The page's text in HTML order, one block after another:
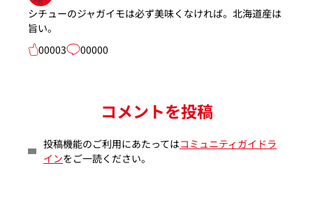
シチューのジャガイモは必ず美味くなければ。北海道産は
旨い。
00003
00000
コメントを投稿
投稿機能のご利用にあたってはコミュニティガイドラ
インをご一読ください。